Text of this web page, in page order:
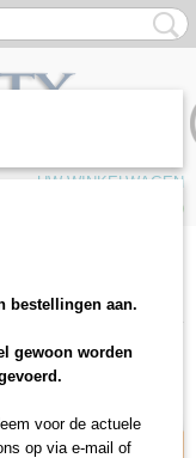
UW WINKELWAGEN
(0)
bestellingen aan.
gewoon worden
voor de actuele
op via e-mail of